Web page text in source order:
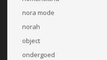
nora mode
norah
object
ondergoed